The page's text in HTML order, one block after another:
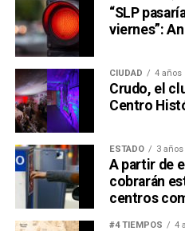
gloria deportiva.
Habrá
cancha que no vivieron la
con su peso sin buscarlo
Borges tenía razón: son dos
peine. Lo que el escritor no
hubiera querido saber
futbol, es que ese peine
boleto a la Final del
También lee:
El Futbol Une al
vs Túnez
“SLP
viernes”:
CIUDAD 4 años
Crudo, el
Centro
ESTADO 3 años
A partir de
cobrarán
centros
#4 TIEMPOS 4